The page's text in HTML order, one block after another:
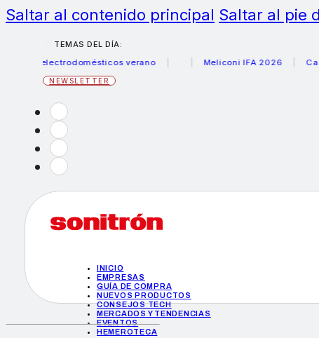
Saltar al contenido principal Saltar al pie
TEMAS DEL DÍA:
electrodomésticos verano
Meliconi IFA 2026 Canon
NEWSLETTER
INICIO
EMPRESAS
GUÍA DE COMPRA
NUEVOS PRODUCTOS
CONSEJOS TECH
MERCADOS Y TENDENCIAS
EVENTOS
HEMEROTECA